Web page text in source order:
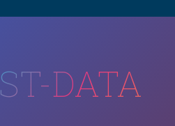
ST-DATA